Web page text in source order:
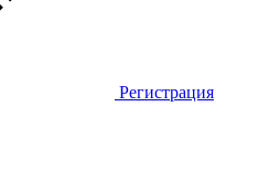
Регистрация